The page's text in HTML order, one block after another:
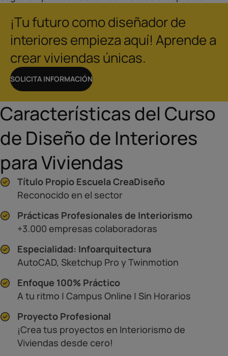
¡Tu futuro como diseñador de
interiores empieza aquí! Aprende a
crear viviendas únicas.
SOLICITA INFORMACIÓN
Características del Curso
de Diseño de Interiores
para Viviendas
Título Propio Escuela CreaDiseño
Reconocido en el sector
Prácticas Profesionales de Interiorismo
+3.000 empresas colaboradoras
Especialidad: Infoarquitectura
AutoCAD, Sketchup Pro y Twinmotion
Enfoque 100% Práctico
A tu ritmo | Campus Online | Sin Horarios
Proyecto Profesional
¡Crea tus proyectos en Interiorismo de
Viviendas desde cero!